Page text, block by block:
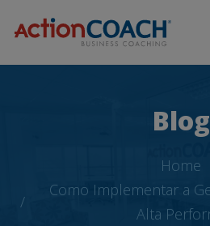
Blog
Home
Como Implementar a
Alta